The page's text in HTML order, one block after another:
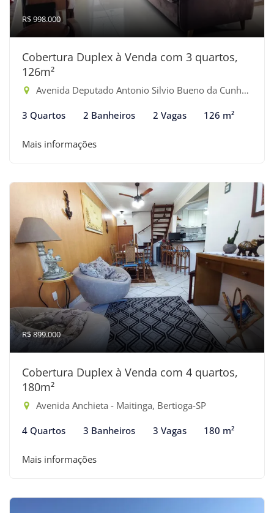
R$ 998.000
Cobertura Duplex à Venda com 3 quartos,
126m²
Avenida Deputado Antonio Silvio Bueno da Cunha - Maitinga, Bertioga-SP
3 Quartos 2 Banheiros 2 Vagas 126 m²
Mais informações
R$ 899.000
Cobertura Duplex à Venda com 4 quartos,
180m²
Avenida Anchieta - Maitinga, Bertioga-SP
4 Quartos 3 Banheiros 3 Vagas 180 m²
Mais informações